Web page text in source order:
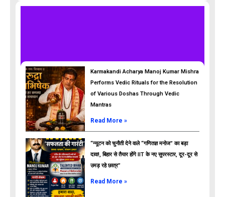
ads
Karmakandi Acharya Manoj Kumar Mishra
Performs Vedic Rituals for the Resolution
of Various Doshas Through Vedic
Mantras
Read More »
“न्यूटन को चुनौती देने वाले “गणितज्ञ मनोज” का बड़ा
दावा!, बिहार से तैयार होंगे IIT के नए सुपरस्टार, दूर-दूर से
उमड़ रहे छात्र”
Read More »